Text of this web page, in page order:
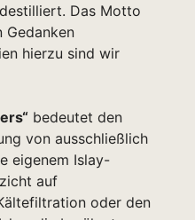
Das Motto
Gedanken
hierzu sind wir
bedeutet den
von ausschließlich
eigenem Islay-
auf
oder den